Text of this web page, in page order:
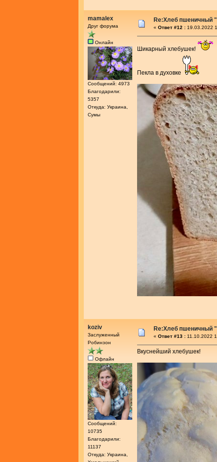
mamalex
Друг форума
Онлайн
Сообщений: 4973
Благодарили:
5357
Откуда: Украина,
Сумы
Re:Хлеб пшеничный
« Ответ #12 : 19.03.2022
Шикарный хлебушек!
Пекла в духовке
koziv
Заслуженный
Робинзон
Офлайн
Сообщений:
10735
Благодарили:
11137
Откуда: Украина,
Re:Хлеб пшеничный
« Ответ #13 : 11.10.2022
Вкуснейший хлебушек!